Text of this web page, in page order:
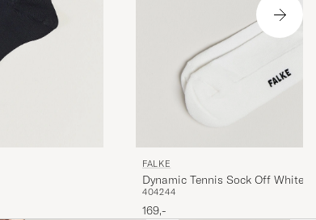
FALKE
Dynamic Tennis Sock Off White
404244
169,-